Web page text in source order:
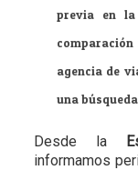
previa en
agencia de
una
Desde la
informamos